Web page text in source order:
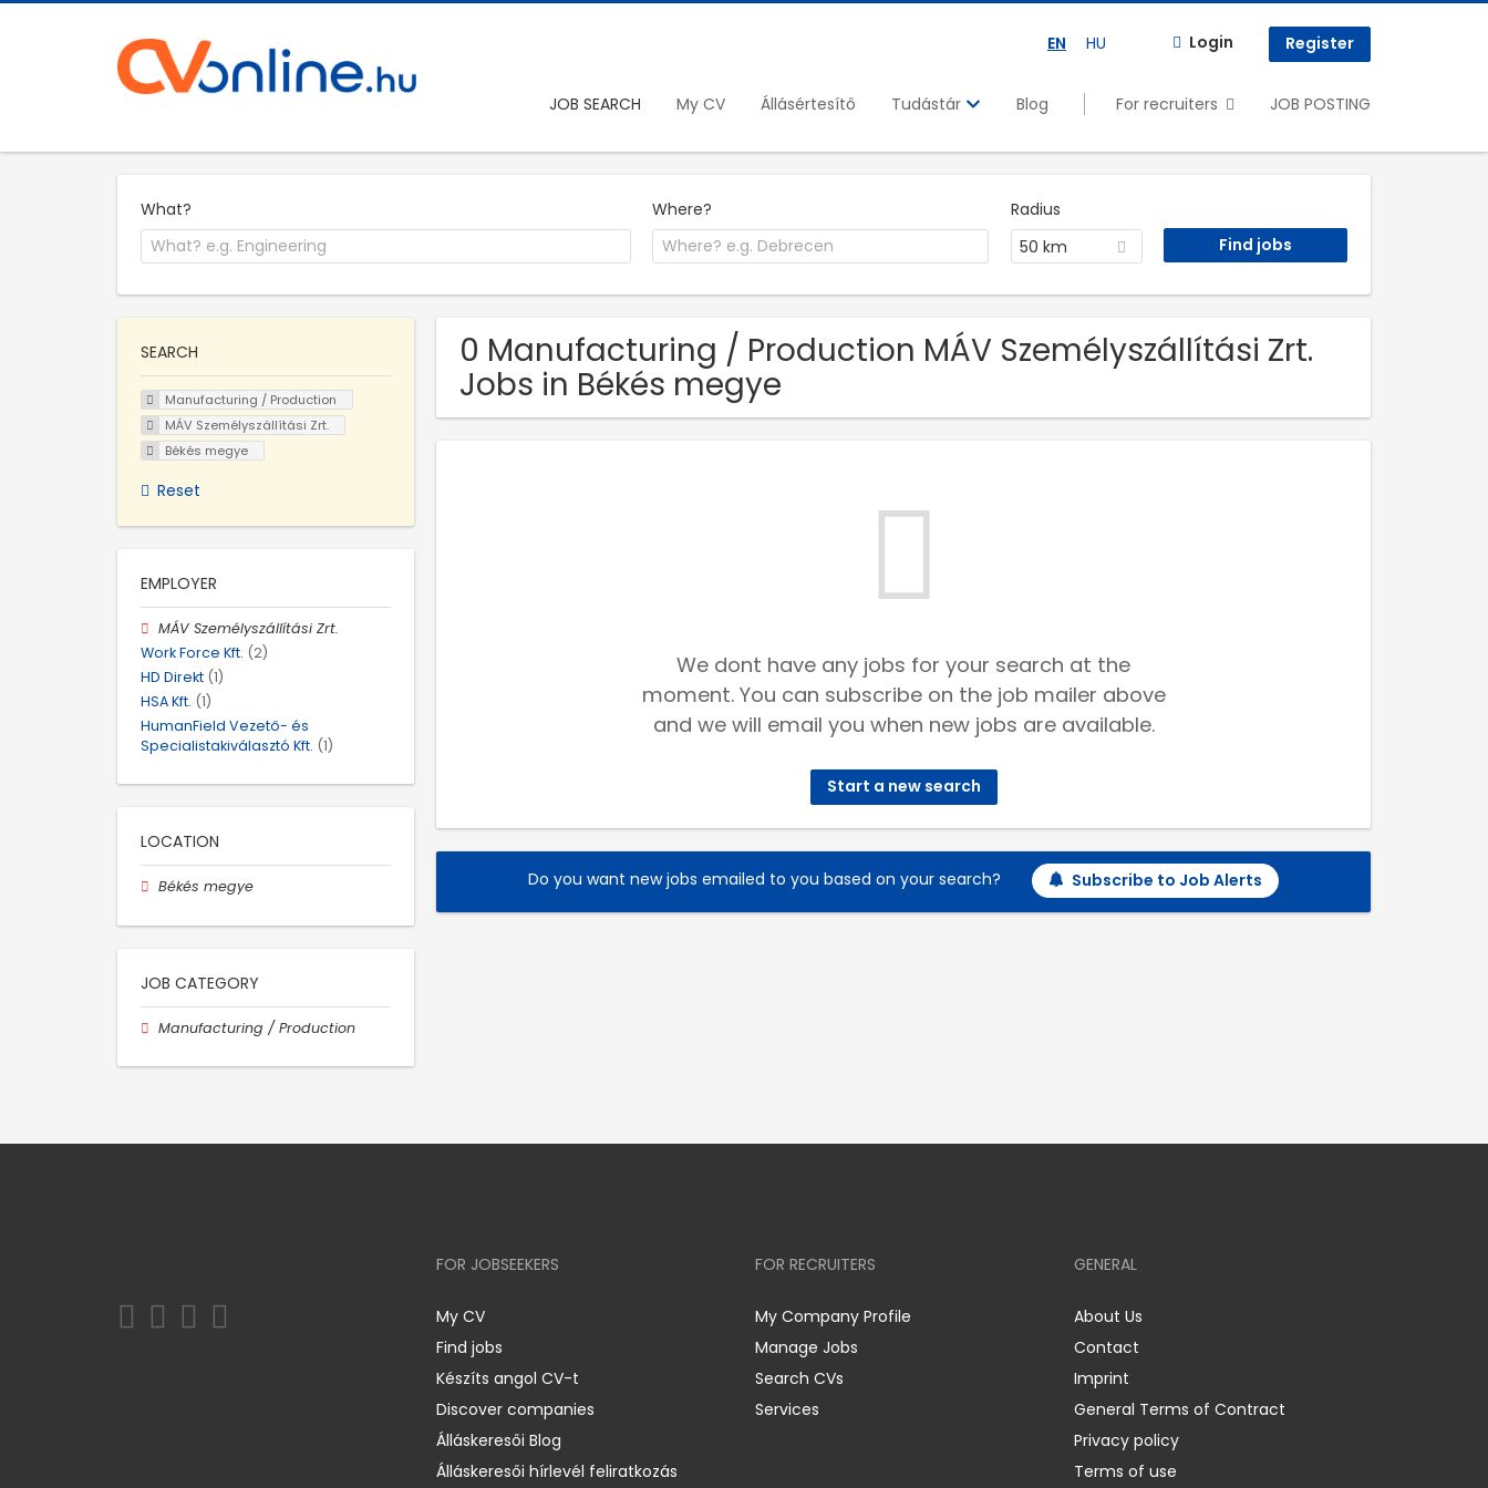
EN HU Login Register
JOB SEARCH My CV Állásértesítő Tudástár Blog For recruiters JOB POSTING
What? Where?
Radius
50 km
0 Manufacturing / Production MÁV Személyszállítási Zrt.
Jobs in Békés megye
We dont have any jobs for your search at the
moment. You can subscribe on the job mailer above
and we will email you when new jobs are available.
Start a new search
Do you want new jobs emailed to you based on your search? Subscribe to Job Alerts
SEARCH
Manufacturing / Production
MÁV Személyszállítási Zrt.
Békés megye
Reset
EMPLOYER
MÁV Személyszállítási Zrt.
Work Force Kft. (2)
HD Direkt (1)
HSA Kft. (1)
HumanField Vezető- és
Specialistakiválasztó Kft. (1)
LOCATION
Békés megye
JOB CATEGORY
Manufacturing / Production
FOR JOBSEEKERS
My CV
Find jobs
Készíts angol CV-t
Discover companies
Álláskeresői Blog
Álláskeresői hírlevél feliratkozás
FOR RECRUITERS
My Company Profile
Manage Jobs
Search CVs
Services
GENERAL
About Us
Contact
Imprint
General Terms of Contract
Privacy policy
Terms of use